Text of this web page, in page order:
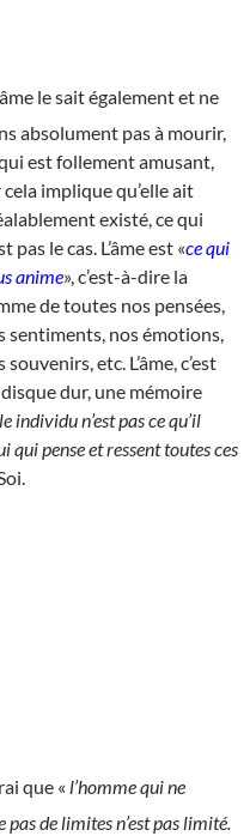
le sait également et ne
absolument pas à mourir,
est follement amusant,
cela implique qu’elle ait
existé, ce qui
pas le cas. L’âme est «ce qui
anime», c’est-à-dire la
de toutes nos pensées,
sentiments, nos émotions,
souvenirs, etc. L’âme, c’est
dur, une mémoire
individu n’est pas ce qu’il
qui pense et ressent toutes ces
que « l’homme qui ne
pas de limites n’est pas limité.